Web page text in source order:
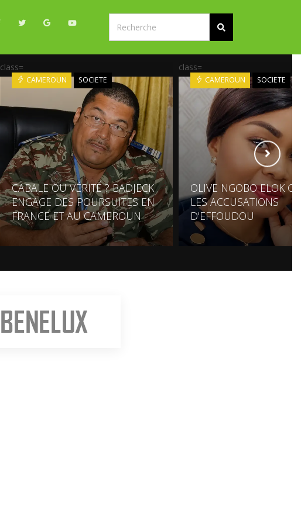
class=
CAMEROUN SOCIETE
CABALE OU VÉRITÉ ? BADJECK
ENGAGE DES POURSUITES EN
FRANCE ET AU CAMEROUN
class=
CAMEROUN SOCIETE
OLIVE NGOBO ELOK
LES ACCUSATIONS
D'EFFOUDOU